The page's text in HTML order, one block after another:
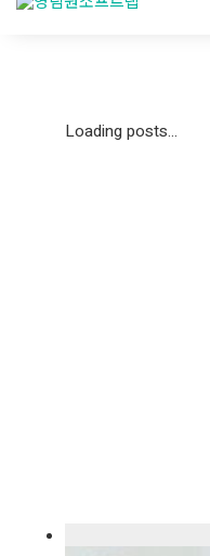
Loading posts...